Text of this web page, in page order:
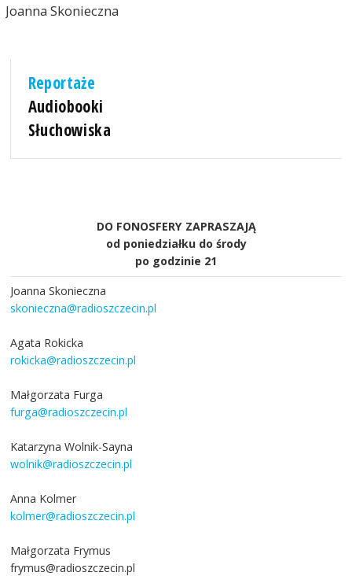
Joanna Skonieczna
Reportaże
Audiobooki
Słuchowiska
DO FONOSFERY ZAPRASZAJĄ
od poniedziałku do środy
po godzinie 21
Joanna Skonieczna
skonieczna@radioszczecin.pl
Agata Rokicka
rokicka@radioszczecin.pl
Małgorzata Furga
furga@radioszczecin.pl
Katarzyna Wolnik-Sayna
wolnik@radioszczecin.pl
Anna Kolmer
kolmer@radioszczecin.pl
Małgorzata Frymus
frymus@radioszczecin.pl